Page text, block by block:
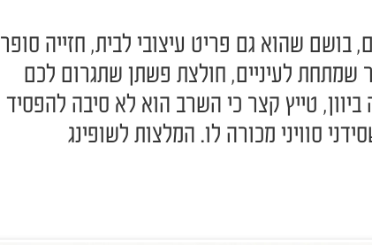
בושם שהוא גם פריט עיצובי לבית, חזייה סופר
שמתחת לעיניים, חולצת פשתן שתגרום לכם
טייץ קצר כי השרב הוא לא סיבה להפסיד
סוויני מכורה לו. המלצות לשופינג